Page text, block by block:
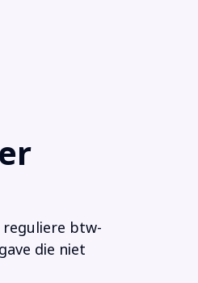
reguliere btw-
die niet